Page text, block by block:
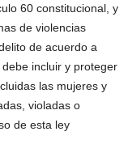
60 constitucional, y
de violencias
de acuerdo a
incluir y proteger
las mujeres y
violadas o
de esta ley